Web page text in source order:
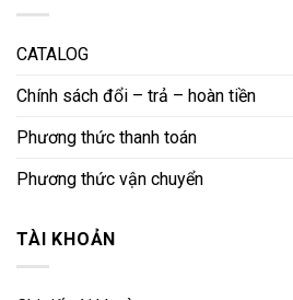
CATALOG
Chính sách đổi – trả – hoàn tiền
Phương thức thanh toán
Phương thức vận chuyển
TÀI KHOẢN